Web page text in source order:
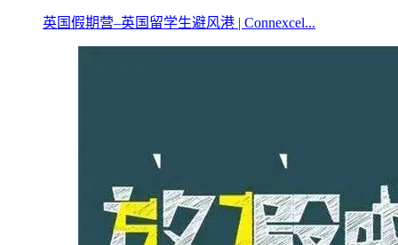
英国假期营–英国留学生避风港 | Connexcel...